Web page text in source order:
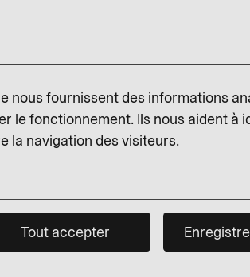
nous fournissent des informations
le fonctionnement. Ils nous aident à
la navigation des visiteurs.
Tout accepter